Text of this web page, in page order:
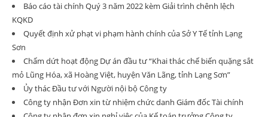
Báo cáo tài chính Quý 3 năm 2022 kèm Giải trình chênh lệch
KQKD
Quyết định xử phạt vi phạm hành chính của Sở Y Tế tỉnh Lạng
Sơn
Chấm dứt hoạt động Dự án đầu tư “Khai thác chế biến quặng sắt
mỏ Lũng Hóa, xã Hoàng Việt, huyện Văn Lãng, tỉnh Lạng Sơn”
Ủy thác Đầu tư với Người nội bộ Công ty
Công ty nhận Đơn xin từ nhiệm chức danh Giám đốc Tài chính